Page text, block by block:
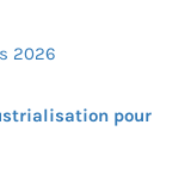
2026
pour